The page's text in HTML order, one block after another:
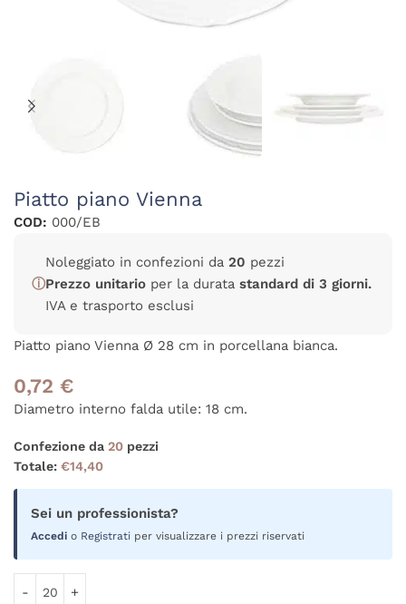
Piatto piano Vienna
COD: 000/EB
ⓘ
Noleggiato in confezioni da 20 pezzi
Prezzo unitario per la durata standard di 3 giorni.
IVA e trasporto esclusi
Piatto piano Vienna Ø 28 cm in porcellana bianca.
0,72 €
Diametro interno falda utile: 18 cm.
Confezione da 20 pezzi
Totale: €14,40
Sei un professionista?
Accedi o Registrati per visualizzare i prezzi riservati